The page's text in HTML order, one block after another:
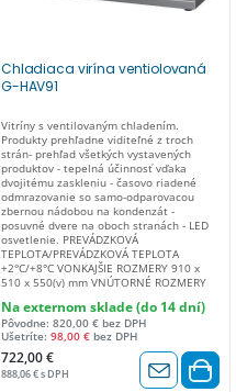
Chladiaca virína ventiolovaná
G-HAV91
Vitríny s ventilovaným chladením.
Produkty prehľadne viditeľné z troch
strán- prehľad všetkých vystavených
produktov - tepelná účinnosť vďaka
dvojitému zaskleniu - časovo riadené
odmrazovanie so samo-odparovacou
zbernou nádobou na kondenzát -
posuvné dvere na oboch stranách - LED
osvetlenie. PREVÁDZKOVÁ
TEPLOTA/PREVÁDZKOVÁ TEPLOTA
+2°C/+8°C VONKAJŠIE ROZMERY 910 x
510 x 550(v) mm VNÚTORNÉ ROZMERY
PREVÁDZKOVÁ TEPLOTA +28°C / 60%
hod. TYP CHLADENIA vetrané TYP
ODMRAZOVANIA automatické TYP
CHLADIACEHO PLYNU R600a PLYN (gr.) 60
ODPAROVANIE KONDENZOVANEJ VODY
automatické REGULÁCIA TEPLOTY
Na externom sklade (do 14 dní)
Pôvodne: 820,00 € bez DPH
Ušetríte: 98,00 € bez DPH
722,00 €
888,06 € s DPH